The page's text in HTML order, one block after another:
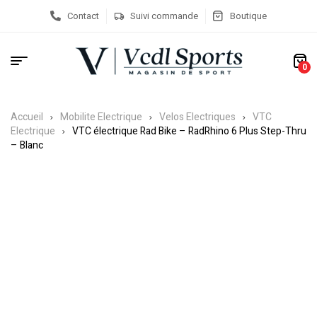
Contact Suivi commande Boutique
0
Accueil Mobilite Electrique Velos Electriques
VTC
Electrique
VTC électrique Rad Bike – RadRhino 6 Plus Step-Thru
– Blanc